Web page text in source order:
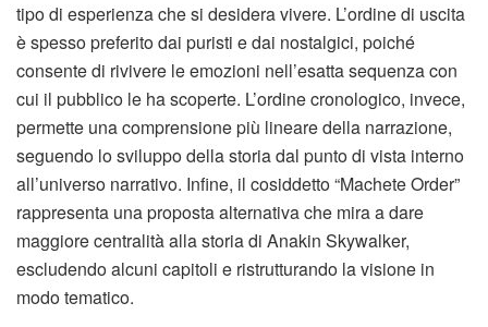
tipo di esperienza che si desidera vivere. L’ordine di uscita
è spesso preferito dai puristi e dai nostalgici, poiché
consente di rivivere le emozioni nell’esatta sequenza con
cui il pubblico le ha scoperte. L’ordine cronologico, invece,
permette una comprensione più lineare della narrazione,
seguendo lo sviluppo della storia dal punto di vista interno
all’universo narrativo. Infine, il cosiddetto “Machete Order”
rappresenta una proposta alternativa che mira a dare
maggiore centralità alla storia di Anakin Skywalker,
escludendo alcuni capitoli e ristrutturando la visione in
modo tematico.